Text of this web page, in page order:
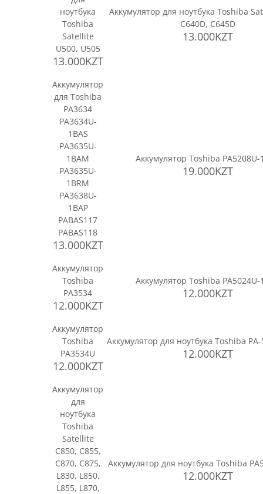
ноутбука
Toshiba
Satellite
U500, U505
13.000KZT
Аккумулятор для ноутбука Toshiba
C640D, C645D
13.000KZT
Аккумулятор
для Toshiba
PA3634
PA3634U-
1BAS
PA3635U-
1BAM
PA3635U-
1BRM
PA3638U-
1BAP
PABAS117
PABAS118
13.000KZT
Аккумулятор Toshiba PA5208U-
19.000KZT
Аккумулятор
Toshiba
PA3534
12.000KZT
Аккумулятор Toshiba PA5024U-
12.000KZT
Аккумулятор
Toshiba
PA3534U
12.000KZT
Аккумулятор для ноутбука Toshiba PA-
12.000KZT
Аккумулятор
для
ноутбука
Toshiba
Satellite
C850, C855,
C870, C875,
L830, L850,
L855, L870,
Аккумулятор для ноутбука Toshiba
12.000KZT